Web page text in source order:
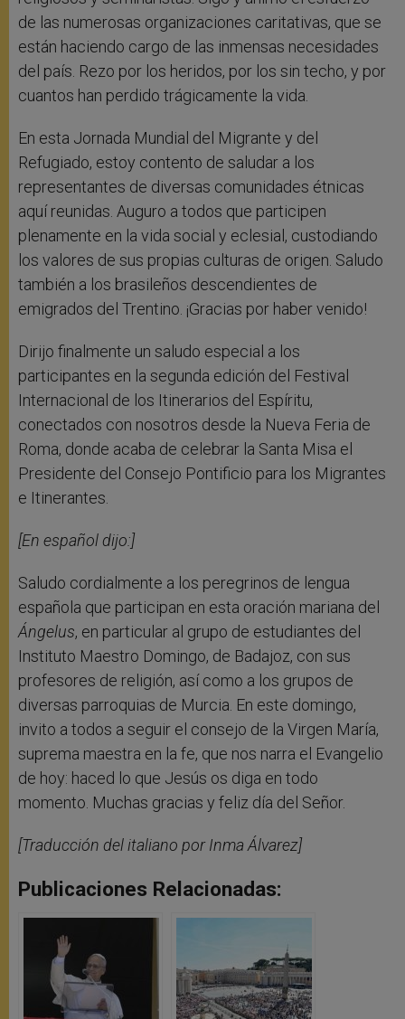
de las numerosas organizaciones caritativas, que se
están haciendo cargo de las inmensas necesidades
del país. Rezo por los heridos, por los sin techo, y por
cuantos han perdido trágicamente la vida.
En esta Jornada Mundial del Migrante y del
Refugiado, estoy contento de saludar a los
representantes de diversas comunidades étnicas
aquí reunidas. Auguro a todos que participen
plenamente en la vida social y eclesial, custodiando
los valores de sus propias culturas de origen. Saludo
también a los brasileños descendientes de
emigrados del Trentino. ¡Gracias por haber venido!
Dirijo finalmente un saludo especial a los
participantes en la segunda edición del Festival
Internacional de los Itinerarios del Espíritu,
conectados con nosotros desde la Nueva Feria de
Roma, donde acaba de celebrar la Santa Misa el
Presidente del Consejo Pontificio para los Migrantes
e Itinerantes.
[En español dijo:]
Saludo cordialmente a los peregrinos de lengua
española que participan en esta oración mariana del
Ángelus, en particular al grupo de estudiantes del
Instituto Maestro Domingo, de Badajoz, con sus
profesores de religión, así como a los grupos de
diversas parroquias de Murcia. En este domingo,
invito a todos a seguir el consejo de la Virgen María,
suprema maestra en la fe, que nos narra el Evangelio
de hoy: haced lo que Jesús os diga en todo
momento. Muchas gracias y feliz día del Señor.
[Traducción del italiano por Inma Álvarez]
Publicaciones Relacionadas: